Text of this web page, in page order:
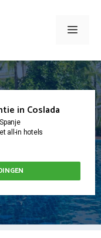
Menu
in Coslada
all-in hotels